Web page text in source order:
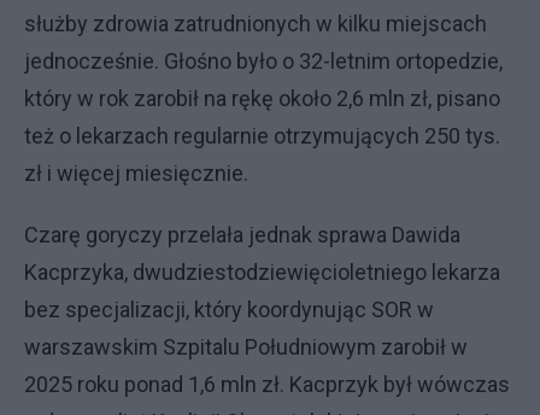
służby zdrowia zatrudnionych w kilku miejscach
jednocześnie. Głośno było o 32-letnim ortopedzie,
który w rok zarobił na rękę około 2,6 mln zł, pisano
też o lekarzach regularnie otrzymujących 250 tys.
zł i więcej miesięcznie.
Czarę goryczy przelała jednak sprawa Dawida
Kacprzyka, dwudziestodziewięcioletniego lekarza
bez specjalizacji, który koordynując SOR w
warszawskim Szpitalu Południowym zarobił w
2025 roku ponad 1,6 mln zł. Kacprzyk był wówczas